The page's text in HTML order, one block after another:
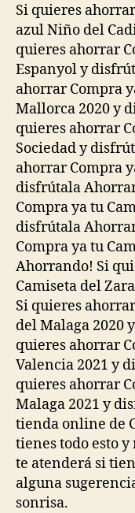
Si quieres
azul Niño del
quieres ahorrar
Espanyol y
ahorrar Compra
Mallorca 2020 y
quieres ahorrar
Sociedad y
ahorrar Compra
disfrútala
Compra ya tu
disfrútala
Compra ya tu
Ahorrando! Si
Camiseta del
Si quieres
del Malaga 2020
quieres ahorrar
Valencia 2021 y
quieres ahorrar
Malaga 2021 y
tienda online de
tienes todo esto
te atenderá si
alguna
sonrisa.